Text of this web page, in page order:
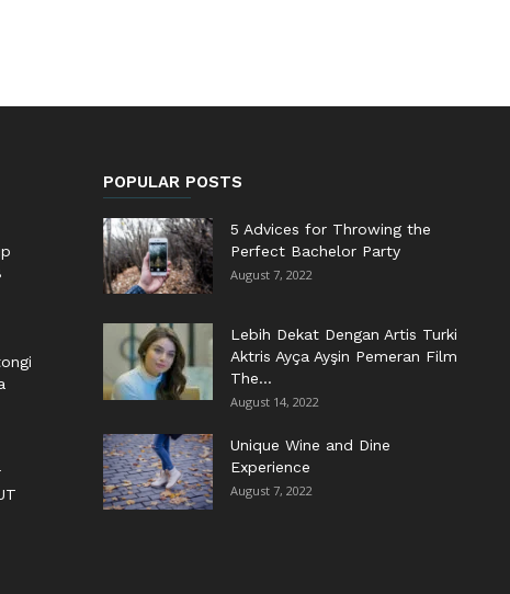
POPULAR POSTS
5 Advices for Throwing the
Perfect Bachelor Party
August 7, 2022
Lebih Dekat Dengan Artis Turki
Aktris Ayça Ayşin Pemeran Film
The...
August 14, 2022
Unique Wine and Dine
Experience
August 7, 2022